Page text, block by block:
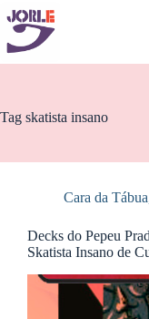
Pular
para
conteúdo
Tag skatista insano
Cara da Tábua
Decks do Pepeu
Skatista Insano de